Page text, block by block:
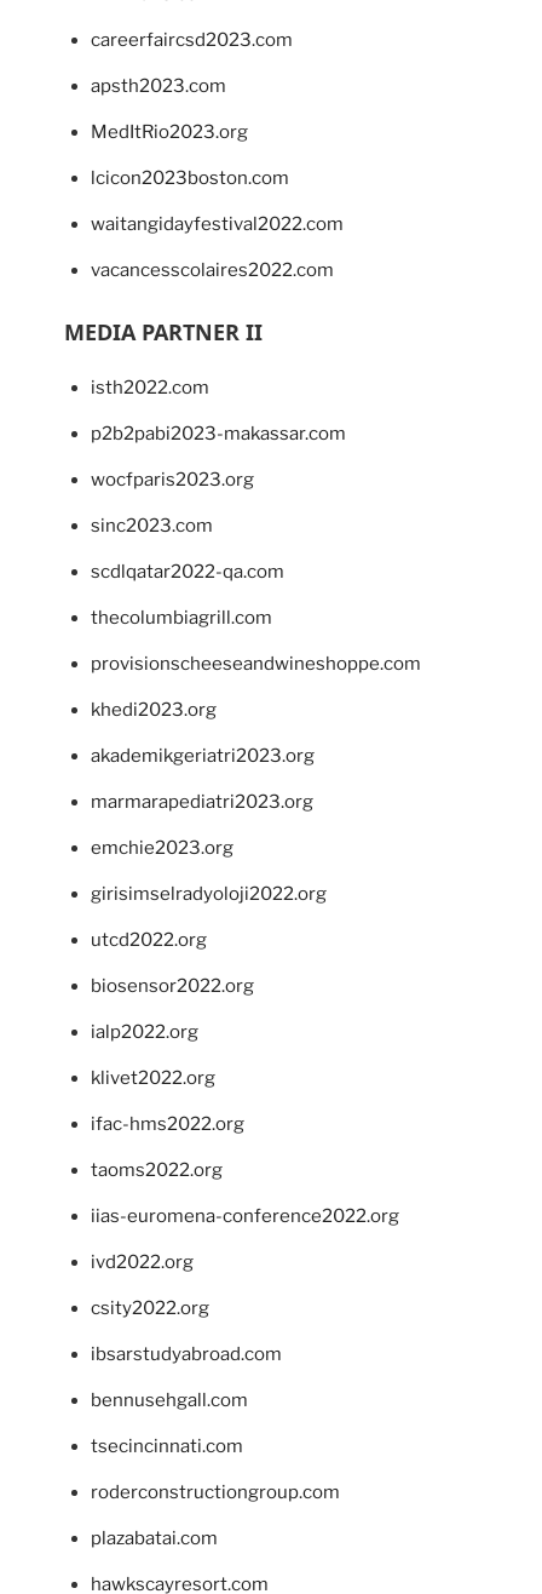
careerfaircsd2023.com
apsth2023.com
MedItRio2023.org
lcicon2023boston.com
waitangidayfestival2022.com
vacancesscolaires2022.com
MEDIA PARTNER II
isth2022.com
p2b2pabi2023-makassar.com
wocfparis2023.org
sinc2023.com
scdlqatar2022-qa.com
thecolumbiagrill.com
provisionscheeseandwineshoppe.com
khedi2023.org
akademikgeriatri2023.org
marmarapediatri2023.org
emchie2023.org
girisimselradyoloji2022.org
utcd2022.org
biosensor2022.org
ialp2022.org
klivet2022.org
ifac-hms2022.org
taoms2022.org
iias-euromena-conference2022.org
ivd2022.org
csity2022.org
ibsarstudyabroad.com
bennusehgall.com
tsecincinnati.com
roderconstructiongroup.com
plazabatai.com
hawkscayresort.com